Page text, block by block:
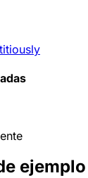
ejemplo